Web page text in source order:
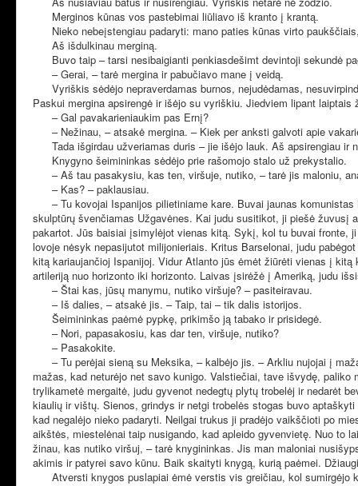
Merginos kūnas vos pastebimai liūliavo iš kranto į krantą.
Nieko nebeįstengiau padaryti: mano paties kūnas virto
Aš išdulkinau merginą.
Buvo taip – tarsi nesibaigianti penkiasdešimt devintoji sekundė
– Gerai, – tarė mergina ir pabučiavo mane į veidą.
Vyriškis sėdėjo nepraverdamas burnos, nejudėdamas,
Paskui mergina apsirengė ir išėjo su vyriškiu. Jiedviem lipant laiptais
– Gal pavakarieniaukim pas Ernį?
– Nežinau, – atsakė mergina. – Kiek per anksti galvoti apie
Tada išgirdau užveriamas duris – jie išėjo lauk. Aš apsirengiau
Knygyno šeimininkas sėdėjo prie rašomojo stalo už prekystalio.
– Aš tau pasakysiu, kas ten, viršuje, nutiko, – tarė jis maloniu,
– Kas? – paklausiau.
– Tu kovojai Ispanijos pilietiniame kare. Buvai jaunas
skulptūrų švenčiamas Užgavėnes. Kai judu susitikot, ji piešė žuvusį
pakartot. Jūs baisiai įsimylėjot vienas kitą. Sykį, kol tu buvai fronte,
lovoje nėsyk nepasijutot milijonieriais. Kritus Barselonai, judu
kitą kariaujančioj Ispanijoj. Vidur Atlanto jūs ėmėt žiūrėti vienas į
artileriją nuo horizonto iki horizonto. Laivas įsirėžė į Ameriką, judu
– Štai kas, jūsų manymu, nutiko viršuje? – pasiteiravau.
– Iš dalies, – atsakė jis. – Taip, tai – tik dalis istorijos.
Šeimininkas paėmė pypkę, prikimšo ją tabako ir prisidegė.
– Nori, papasakosiu, kas dar ten, viršuje, nutiko?
– Pasakokite.
– Tu perėjai sieną su Meksika, – kalbėjo jis. – Arkliu nujojai į
mažas, kad neturėjo net savo kunigo. Valstiečiai, tave išvydę,
trylikametė mergaitė, judu gyvenot nedegtų plytų trobelėj ir nedarėt
kiaulių ir vištų. Sienos, grindys ir netgi trobelės stogas buvo
kad negalėjo nieko padaryti. Neilgai trukus ji pradėjo vaikščioti po
aikštės, miestelėnai taip nusigando, kad apleido gyvenvietę. Nuo to
žinau, kas nutiko viršuj, – tarė knygininkas. Jis man maloniai
akimis ir patyrei savo kūnu. Baik skaityti knygą, kurią paėmei.
Atversti knygos puslapiai ėmė verstis vis greičiau, kol sumirgėjo